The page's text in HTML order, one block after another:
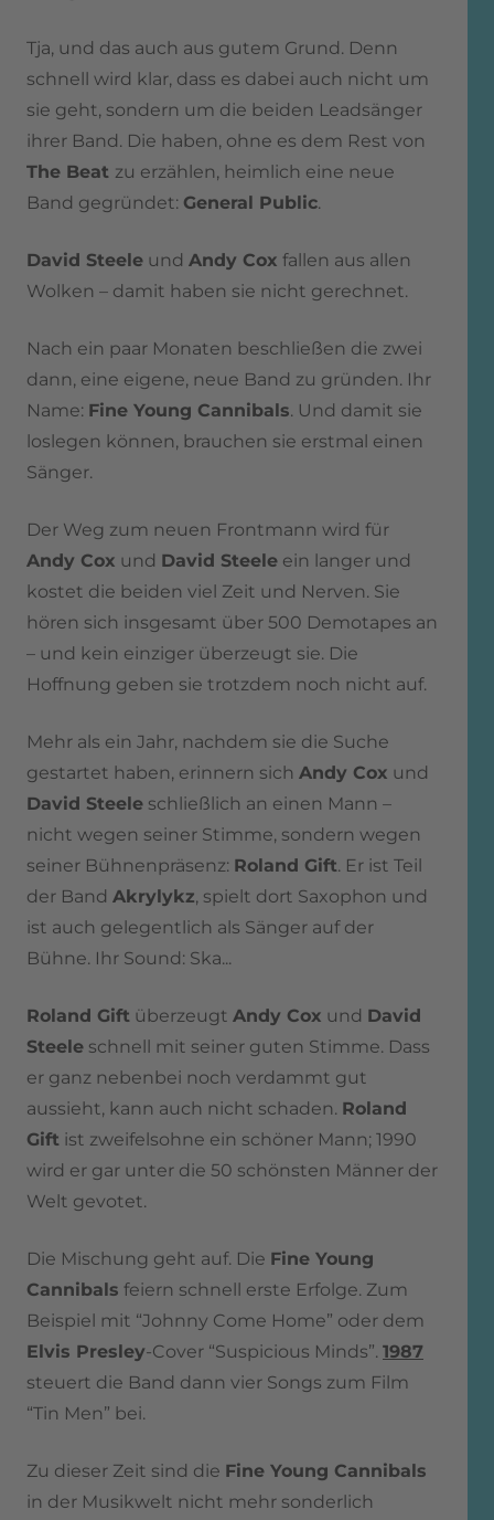
Tja, und das auch aus gutem Grund. Denn
schnell wird klar, dass es dabei auch nicht um
sie geht, sondern um die beiden Leadsänger
ihrer Band. Die haben, ohne es dem Rest von
The Beat zu erzählen, heimlich eine neue
Band gegründet: General Public.
David Steele und Andy Cox fallen aus allen
Wolken – damit haben sie nicht gerechnet.
Nach ein paar Monaten beschließen die zwei
dann, eine eigene, neue Band zu gründen. Ihr
Name: Fine Young Cannibals. Und damit sie
loslegen können, brauchen sie erstmal einen
Sänger.
Der Weg zum neuen Frontmann wird für
Andy Cox und David Steele ein langer und
kostet die beiden viel Zeit und Nerven. Sie
hören sich insgesamt über 500 Demotapes an
– und kein einziger überzeugt sie. Die
Hoffnung geben sie trotzdem noch nicht auf.
Mehr als ein Jahr, nachdem sie die Suche
gestartet haben, erinnern sich Andy Cox und
David Steele schließlich an einen Mann –
nicht wegen seiner Stimme, sondern wegen
seiner Bühnenpräsenz: Roland Gift. Er ist Teil
der Band Akrylykz, spielt dort Saxophon und
ist auch gelegentlich als Sänger auf der
Bühne. Ihr Sound: Ska...
Roland Gift überzeugt Andy Cox und David
Steele schnell mit seiner guten Stimme. Dass
er ganz nebenbei noch verdammt gut
aussieht, kann auch nicht schaden. Roland
Gift ist zweifelsohne ein schöner Mann; 1990
wird er gar unter die 50 schönsten Männer der
Welt gevotet.
Die Mischung geht auf. Die Fine Young
Cannibals feiern schnell erste Erfolge. Zum
Beispiel mit “Johnny Come Home” oder dem
Elvis Presley-Cover “Suspicious Minds”. 1987
steuert die Band dann vier Songs zum Film
“Tin Men” bei.
Zu dieser Zeit sind die Fine Young Cannibals
in der Musikwelt nicht mehr sonderlich